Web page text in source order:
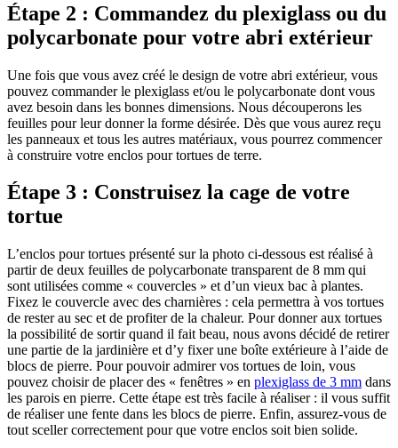
Étape 2 : Commandez du plexiglass ou du
polycarbonate pour votre abri extérieur
Une fois que vous avez créé le design de votre abri extérieur, vous
pouvez commander le plexiglass et/ou le polycarbonate dont vous
avez besoin dans les bonnes dimensions. Nous découperons les
feuilles pour leur donner la forme désirée. Dès que vous aurez reçu
les panneaux et tous les autres matériaux, vous pourrez commencer
à construire votre enclos pour tortues de terre.
Étape 3 : Construisez la cage de votre
tortue
L’enclos pour tortues présenté sur la photo ci-dessous est réalisé à
partir de deux feuilles de polycarbonate transparent de 8 mm qui
sont utilisées comme « couvercles » et d’un vieux bac à plantes.
Fixez le couvercle avec des charnières : cela permettra à vos tortues
de rester au sec et de profiter de la chaleur. Pour donner aux tortues
la possibilité de sortir quand il fait beau, nous avons décidé de retirer
une partie de la jardinière et d’y fixer une boîte extérieure à l’aide de
blocs de pierre. Pour pouvoir admirer vos tortues de loin, vous
pouvez choisir de placer des « fenêtres » en plexiglass de 3 mm dans
les parois en pierre. Cette étape est très facile à réaliser : il vous suffit
de réaliser une fente dans les blocs de pierre. Enfin, assurez-vous de
tout sceller correctement pour que votre enclos soit bien solide.